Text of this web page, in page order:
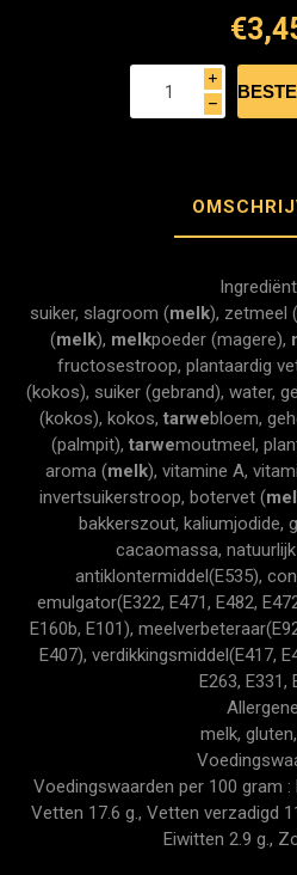
i
h
suiker, slagroom (melk), zetmeel
(melk), melkpoeder (magere),
fructosestroop, plantaardig
(kokos), suiker (gebrand), water,
(kokos), kokos, tarwebloem,
(palmpit), tarwemoutmeel,
aroma (melk), vitamine A,
invertsuikerstroop, botervet (
bakkerszout, kaliumjodide,
cacaomassa,
antiklontermiddel(E535),
emulgator(E322, E471, E482,
E160b, E101),
E407), verdikkingsmiddel(E417,
E263, E331,
melk,
Voedingswaarden per 100 gram :
Vetten 17.6 g., Vetten verzadigd
Eiwitten 2.9 g.,